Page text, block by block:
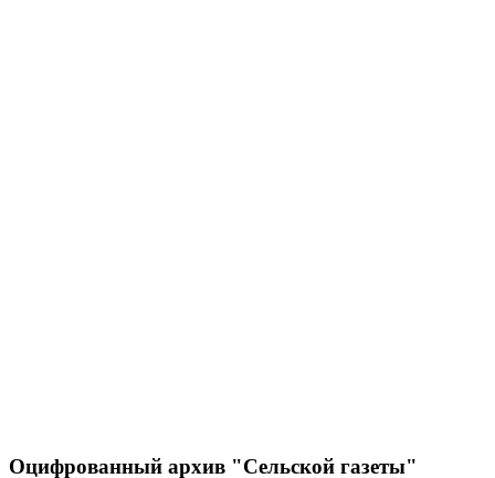
Оцифрованный архив "Сельской газеты"